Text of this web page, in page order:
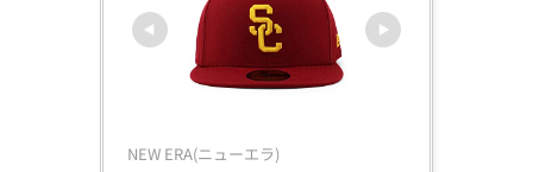
NEW ERA(ニューエラ)